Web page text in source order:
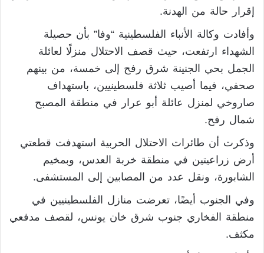
إقرار حالة من الهدنة.
وأفادت وكالة الأنباء الفلسطينية “وفا” بأن حصيلة
الشهداء ارتفعت، حيث قصف الاحتلال منزلًا لعائلة
الجمل بحي الجنينة شرق رفح إلى خمسة، من بينهم
صحفي، فيما أصيب ثلاثة فلسطينيين، باستهداف
صاروخي لمنزل عائلة أبو عرار في منطقة المصبح
شمال رفح.
وذكرت أن طائرات الاحتلال الحربية استهدفت قطعتي
أرض زراعيتين في منطقة خربة العدس، وبمخيم
الشابورة، ونقل عدد من المصابين إلى المستشفى.
وفي الجنوب أيضًا، تعرضت منازل الفلسطينيين في
منطقة الفخاري جنوب شرق خان يونس، لقصف مدفعي
مكثف.